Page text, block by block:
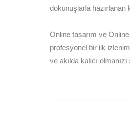
dokunuşlarla
Online tasarım ve
profesyonel bir ilk
ve akılda kalıcı